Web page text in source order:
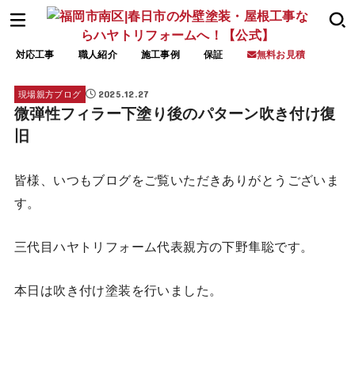
対応工事 職人紹介 施工事例 保証 無料お見積
現場親方ブログ 2025.12.27
微弾性フィラー下塗り後のパターン吹き付け復
旧
皆様、いつもブログをご覧いただきありがとうございま
す。
三代目ハヤトリフォーム代表親方の下野隼聡です。
本日は吹き付け塗装を行いました。